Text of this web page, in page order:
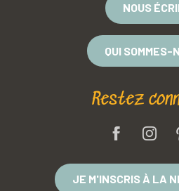
NOUS
QUI SOMMES-
Restez
JE M'INSCRIS À LA